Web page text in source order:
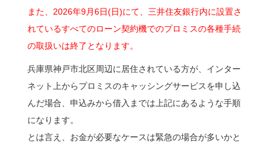
また、2026年9月6日(日)にて、三井住友銀行内に設置さ
れているすべてのローン契約機でのプロミスの各種手続
の取扱いは終了となります。
兵庫県神戸市北区周辺に居住されている方が、インター
ネット上からプロミスのキャッシングサービスを申し込
んだ場合、申込みから借入までは上記にあるような手順
になります。
とは言え、お金が必要なケースは緊急の場合が多いかと